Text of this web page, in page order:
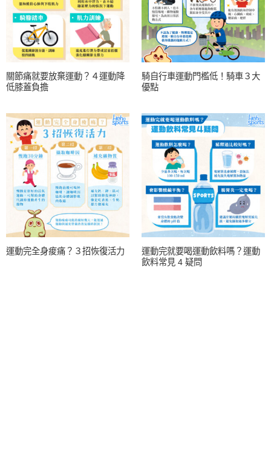
關節痛就要放棄運動？４運動降
低膝蓋負擔
騎自行車運動門檻低！騎車３大
優點
運動完全身痠痛？３招恢復活力
運動完就要喝運動飲料嗎？運動
飲料常見 4 疑問